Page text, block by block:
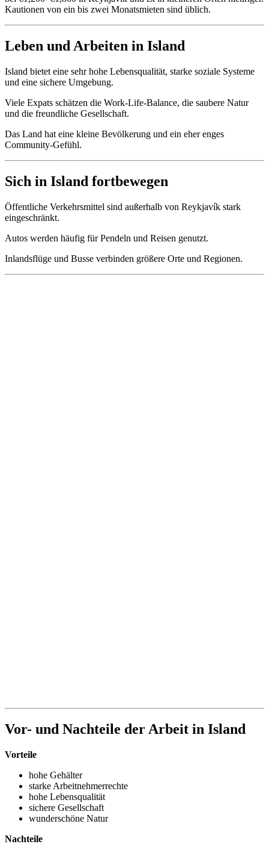
Kautionen von ein bis zwei Monatsmieten sind üblich.
Leben und Arbeiten in Island
Island bietet eine sehr hohe Lebensqualität, starke soziale Systeme
und eine sichere Umgebung.
Viele Expats schätzen die Work-Life-Balance, die saubere Natur
und die freundliche Gesellschaft.
Das Land hat eine kleine Bevölkerung und ein eher enges
Community-Gefühl.
Sich in Island fortbewegen
Öffentliche Verkehrsmittel sind außerhalb von Reykjavík stark
eingeschränkt.
Autos werden häufig für Pendeln und Reisen genutzt.
Inlandsflüge und Busse verbinden größere Orte und Regionen.
Vor- und Nachteile der Arbeit in Island
Vorteile
hohe Gehälter
starke Arbeitnehmerrechte
hohe Lebensqualität
sichere Gesellschaft
wunderschöne Natur
Nachteile